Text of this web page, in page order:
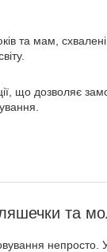
та мам,
що дозволяє
та